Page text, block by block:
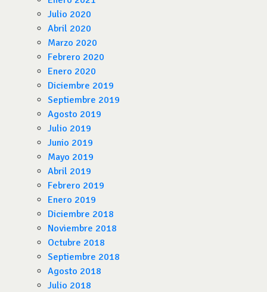
Julio 2020
Abril 2020
Marzo 2020
Febrero 2020
Enero 2020
Diciembre 2019
Septiembre 2019
Agosto 2019
Julio 2019
Junio 2019
Mayo 2019
Abril 2019
Febrero 2019
Enero 2019
Diciembre 2018
Noviembre 2018
Octubre 2018
Septiembre 2018
Agosto 2018
Julio 2018